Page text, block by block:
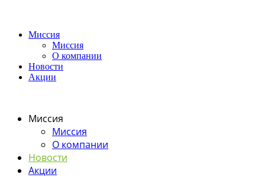
Миссия
Миссия
О компании
Новости
Акции
Миссия
Миссия
О компании
Новости
Акции